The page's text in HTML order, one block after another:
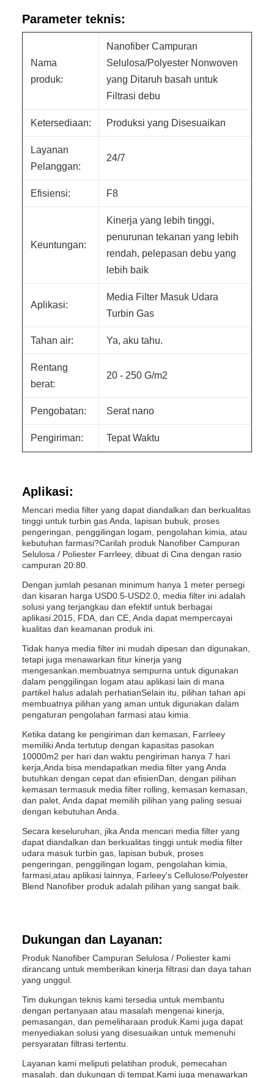
Parameter teknis:
Nama
produk:
Nanofiber Campuran
Selulosa/Polyester Nonwoven
yang Ditaruh basah untuk
Filtrasi debu
Ketersediaan: Produksi yang Disesuaikan
Layanan
Pelanggan:
24/7
Efisiensi: F8
Keuntungan:
Kinerja yang lebih tinggi,
penurunan tekanan yang lebih
rendah, pelepasan debu yang
lebih baik
Aplikasi:
Media Filter Masuk Udara
Turbin Gas
Tahan air: Ya, aku tahu.
Rentang
berat:
20 - 250 G/m2
Pengobatan: Serat nano
Pengiriman: Tepat Waktu
Aplikasi:
Mencari media filter yang dapat diandalkan dan berkualitas
tinggi untuk turbin gas Anda, lapisan bubuk, proses
pengeringan, penggilingan logam, pengolahan kimia, atau
kebutuhan farmasi?Carilah produk Nanofiber Campuran
Selulosa / Poliester Farrleey, dibuat di Cina dengan rasio
campuran 20:80.
Dengan jumlah pesanan minimum hanya 1 meter persegi
dan kisaran harga USD0.5-USD2.0, media filter ini adalah
solusi yang terjangkau dan efektif untuk berbagai
aplikasi.2015, FDA, dan CE, Anda dapat mempercayai
kualitas dan keamanan produk ini.
Tidak hanya media filter ini mudah dipesan dan digunakan,
tetapi juga menawarkan fitur kinerja yang
mengesankan.membuatnya sempurna untuk digunakan
dalam penggilingan logam atau aplikasi lain di mana
partikel halus adalah perhatianSelain itu, pilihan tahan api
membuatnya pilihan yang aman untuk digunakan dalam
pengaturan pengolahan farmasi atau kimia.
Ketika datang ke pengiriman dan kemasan, Farrleey
memiliki Anda tertutup dengan kapasitas pasokan
10000m2 per hari dan waktu pengiriman hanya 7 hari
kerja,Anda bisa mendapatkan media filter yang Anda
butuhkan dengan cepat dan efisienDan, dengan pilihan
kemasan termasuk media filter rolling, kemasan kemasan,
dan palet, Anda dapat memilih pilihan yang paling sesuai
dengan kebutuhan Anda.
Secara keseluruhan, jika Anda mencari media filter yang
dapat diandalkan dan berkualitas tinggi untuk media filter
udara masuk turbin gas, lapisan bubuk, proses
pengeringan, penggilingan logam, pengolahan kimia,
farmasi,atau aplikasi lainnya, Farleey's Cellulose/Polyester
Blend Nanofiber produk adalah pilihan yang sangat baik.
Dukungan dan Layanan:
Produk Nanofiber Campuran Selulosa / Poliester kami
dirancang untuk memberikan kinerja filtrasi dan daya tahan
yang unggul.
Tim dukungan teknis kami tersedia untuk membantu
dengan pertanyaan atau masalah mengenai kinerja,
pemasangan, dan pemeliharaan produk.Kami juga dapat
menyediakan solusi yang disesuaikan untuk memenuhi
persyaratan filtrasi tertentu.
Layanan kami meliputi pelatihan produk, pemecahan
masalah, dan dukungan di tempat.Kami juga menawarkan